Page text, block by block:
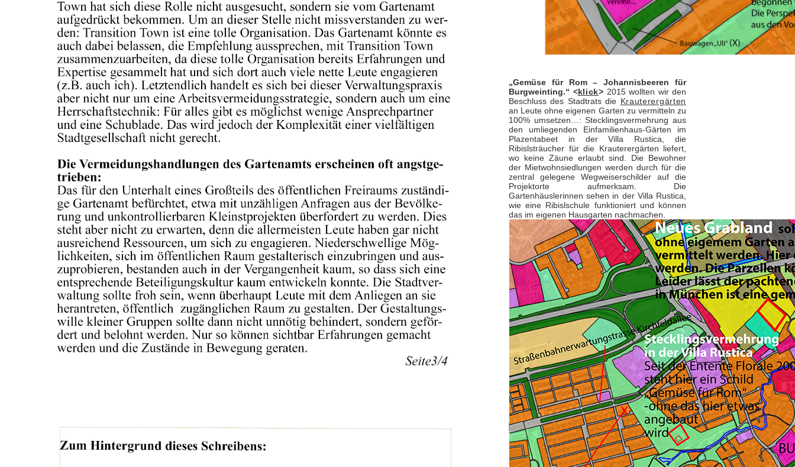
„Gemüse für Rom – Johannisbeeren für
Burgweinting.“ <klick> 2015 wollten wir den
Beschluss des Stadtrats die Krauterergärten
an Leute ohne eigenen Garten zu vermitteln zu
100% umsetzen…: Stecklingsvermehrung aus
den umliegenden Einfamilienhaus-Gärten im
Plazentabeet in der Villa Rustica, die
Ribislsträucher für die Krauterergärten liefert,
wo keine Zäune erlaubt sind. Die Bewohner
der Mietwohnsiedlungen werden durch für die
zentral gelegene Wegweiserschilder auf die
Projektorte aufmerksam. Die
Gartenhäuslerinnen sehen in der Villa Rustica,
wie eine Ribislschule funktioniert und können
das im eigenen Hausgarten nachmachen.